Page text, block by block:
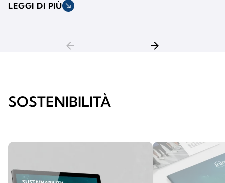
LEGGI DI PIÙ south_east
arrow_back arrow_forward
SOSTENIBILITÀ